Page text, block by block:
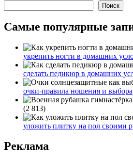
Поиск
Самые популярные
укрепить ногти в домашних
сделать педикюр в домашних
очки-правила ношения и выбора
(2 813)
уложить плитку на пол своими
Реклама